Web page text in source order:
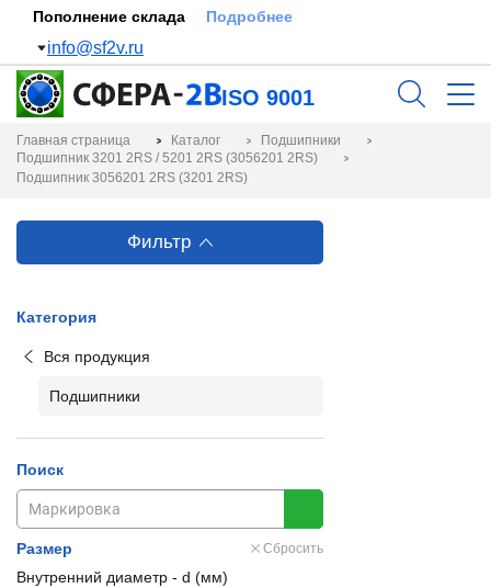
Пополнение склада Подробнее
info@sf2v.ru
ISO 9001
Главная страница Каталог
Подшипники
Подшипник 3201 2RS / 5201 2RS (3056201 2RS)
Подшипник 3056201 2RS (3201 2RS)
Фильтр
Категория
Вся продукция
Подшипники
Поиск
Размер Сбросить
Внутренний диаметр - d (мм)